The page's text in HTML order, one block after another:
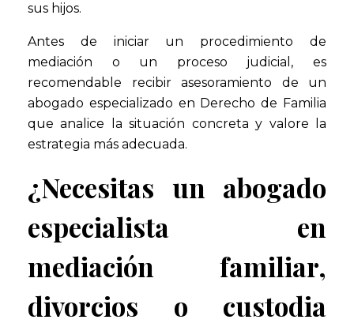
sus hijos.
Antes de iniciar un procedimiento de
mediación o un proceso judicial, es
recomendable recibir asesoramiento de un
abogado especializado en Derecho de Familia
que analice la situación concreta y valore la
estrategia más adecuada.
¿Necesitas un abogado
especialista en
mediación familiar,
divorcios o custodia